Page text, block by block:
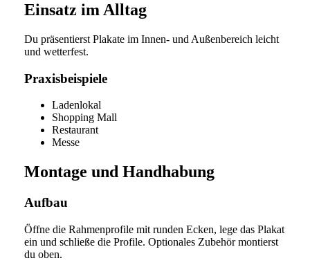
Einsatz im Alltag
Du präsentierst Plakate im Innen- und Außenbereich leicht
und wetterfest.
Praxisbeispiele
Ladenlokal
Shopping Mall
Restaurant
Messe
Montage und Handhabung
Aufbau
Öffne die Rahmenprofile mit runden Ecken, lege das Plakat
ein und schließe die Profile. Optionales Zubehör montierst
du oben.